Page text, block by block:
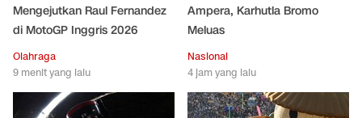
Mengejutkan Raul Fernandez
di MotoGP Inggris 2026
Olahraga
9 menit yang lalu
Ampera, Karhutla Bromo
Meluas
Nasional
4 jam yang lalu